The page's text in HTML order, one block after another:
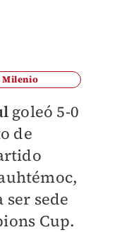
Milenio
goleó 5-0
de
sede
Cup.